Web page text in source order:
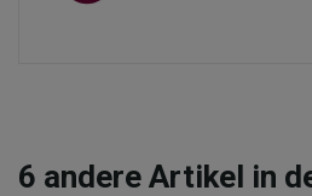
6 andere Artikel in